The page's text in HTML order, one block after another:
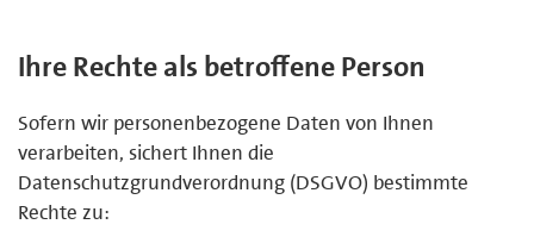
Ihre Rechte als betroffene Person
Sofern wir personenbezogene Daten von Ihnen
verarbeiten, sichert Ihnen die
Datenschutzgrundverordnung (DSGVO) bestimmte
Rechte zu: